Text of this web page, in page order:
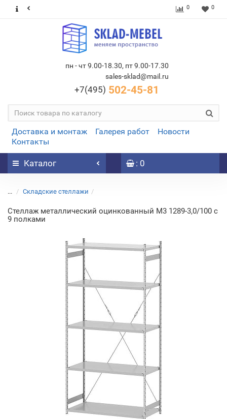
0 0
пн - чт 9.00-18.30, пт 9.00-17.30
sales-sklad@mail.ru
+7(495) 502-45-81
Доставка и монтаж Галерея работ
Новости
Контакты
Каталог : 0
... Складские стеллажи
Стеллаж металлический оцинкованный М3 1289-3,0/100 c
9 полками